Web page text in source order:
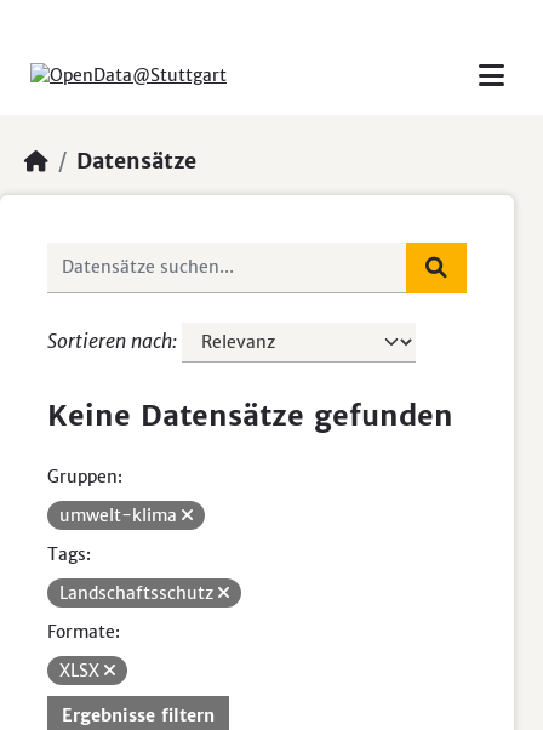
Datensätze
Sortieren nach
Keine Datensätze gefunden
Gruppen:
umwelt-klima
Tags:
Landschaftsschutz
Formate:
XLSX
Ergebnisse filtern